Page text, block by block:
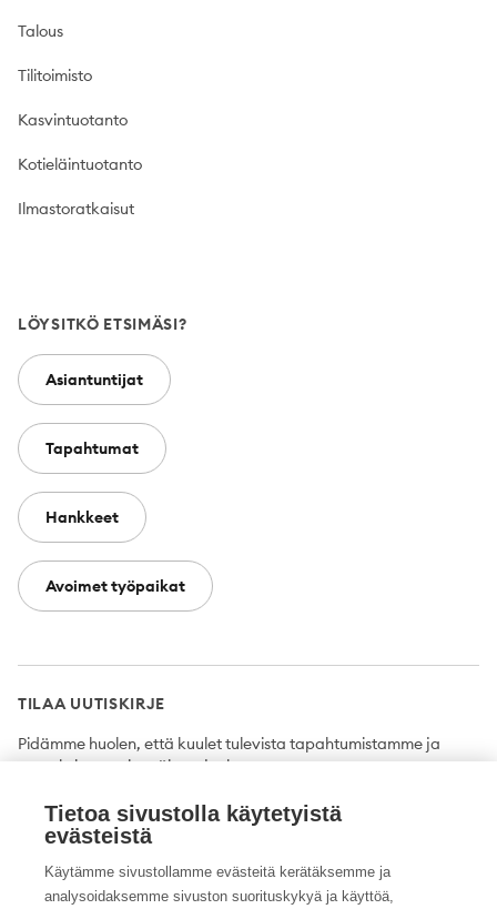
Talous
Tilitoimisto
Kasvintuotanto
Kotieläintuotanto
Ilmastoratkaisut
LÖYSITKÖ ETSIMÄSI?
Asiantuntijat
Tapahtumat
Hankkeet
Avoimet työpaikat
TILAA UUTISKIRJE
Pidämme huolen, että kuulet tulevista tapahtumistamme ja
uutuuksista ensimmäisten joukossa.
Tilaa
Tietoa sivustolla käytetyistä
evästeistä
Käytämme sivustollamme evästeitä kerätäksemme ja
analysoidaksemme sivuston suorituskykyä ja käyttöä,